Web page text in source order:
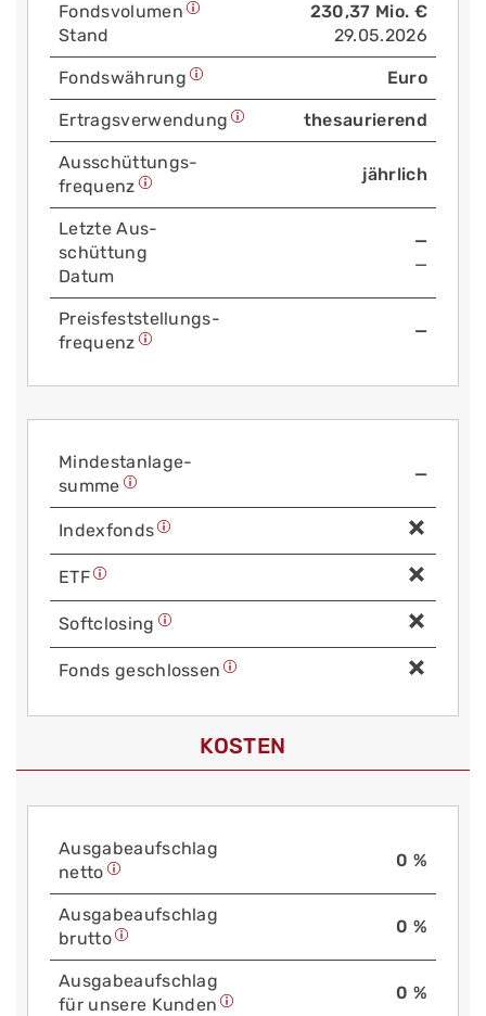
Fonds­volumen
Stand
230,37 Mio. €
29.05.2026
Fonds­währung Euro
Ertrags­verwendung thesaurierend
Aus­schüttungs­
frequenz
jährlich
Letzte Aus­
schüttung
Datum
—
—
Preis­fest­stellungs­
frequenz
—
Mindest­anlage­
summe
—
Index­fonds
ETF
Soft­closing
Fonds geschlossen
KOSTEN
Aus­gabe­auf­schlag
netto
0 %
Aus­gabe­auf­schlag
brutto
0 %
Aus­gabe­auf­schlag
für unsere Kunden
0 %